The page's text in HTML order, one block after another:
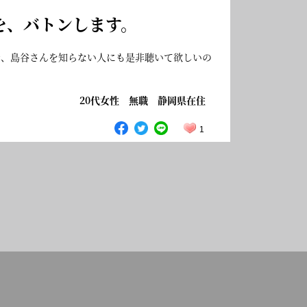
、バトンします。
島谷さんを知らない人にも是非聴いて欲しいの
20代女性 無職 静岡県在住
1